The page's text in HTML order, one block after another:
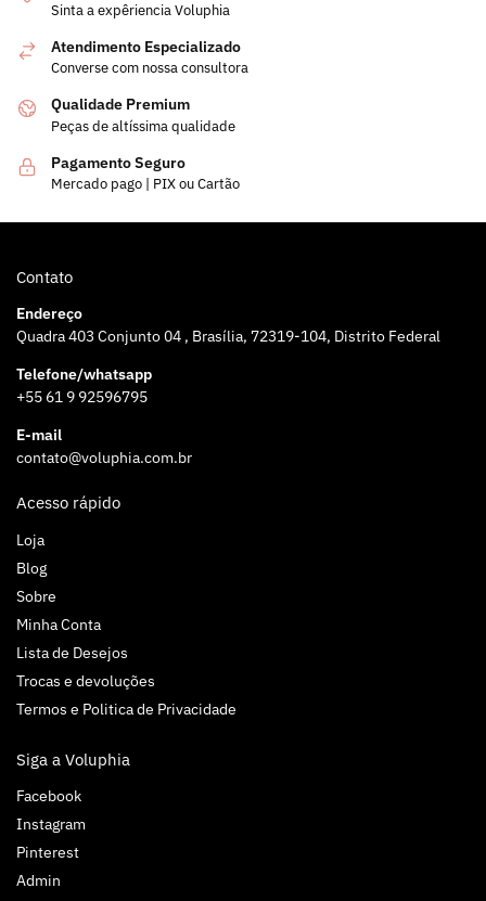
Sinta a expêriencia Voluphia
Atendimento Especializado
Converse com nossa consultora
Qualidade Premium
Peças de altíssima qualidade
Pagamento Seguro
Mercado pago | PIX ou Cartão
Contato
Endereço
Quadra 403 Conjunto 04 , Brasília, 72319-104, Distrito Federal
Telefone/whatsapp
+55 61 9 92596795
E-mail
contato@voluphia.com.br
Acesso rápido
Loja
Blog
Sobre
Minha Conta
Lista de Desejos
Trocas e devoluções
Termos e Politica de Privacidade
Siga a Voluphia
Facebook
Instagram
Pinterest
Admin